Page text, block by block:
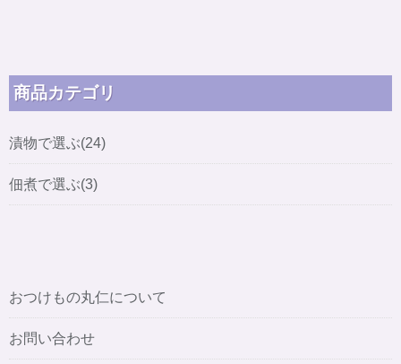
商品カテゴリ
漬物で選ぶ(24)
佃煮で選ぶ(3)
おつけもの丸仁について
お問い合わせ